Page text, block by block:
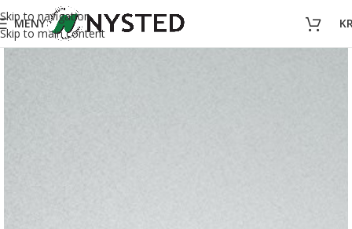
Skip to navigation
Skip to main content
MENY